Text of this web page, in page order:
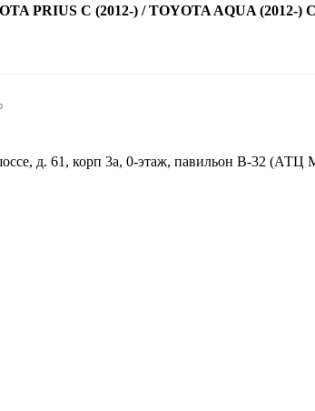
PRIUS C (2012-) / TOYOTA AQUA (2012-)
д. 61, корп 3а, 0-этаж, павильон В-32 (АТЦ